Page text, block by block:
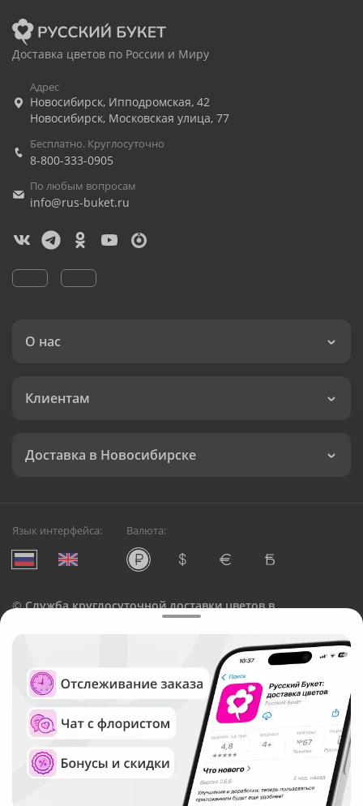
Доставка цветов по России и Миру
Адрес
Новосибирск, Ипподромская, 42
Новосибирск, Московская улица, 77
Бесплатно. Круглосуточно
8-800-333-0905
По любым вопросам
info@rus-buket.ru
О нас
Клиентам
Доставка в Новосибирске
Язык интерфейса: Валюта:
©Служба круглосуточной доставки цветов в
Русский Букет, 2026
Общество с ограниченной ответственностью «Технология»
ОГРН: 1195476081745, ИНН: 5410081997
Юридический адрес: г. Новосибирск, ул. Ипподромская,
д.42, оф. 3
Рейтинг Русского букета в г. Новосибирск